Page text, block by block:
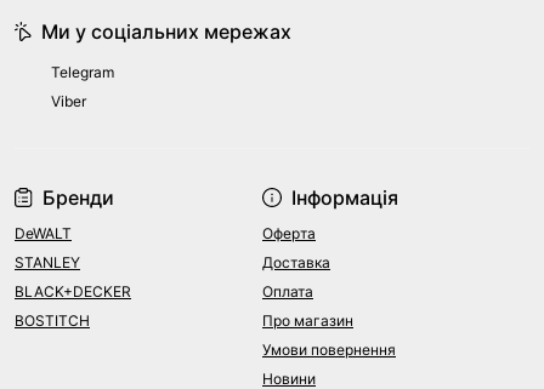
Бренди
DeWALT
STANLEY
BLACK+DECKER
BOSTITCH
Інформація
Оферта
Доставка
Оплата
Про магазин
Умови повернення
Новини
Ми у соціальних мережах
Telegram
Viber